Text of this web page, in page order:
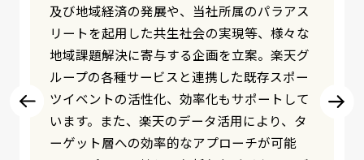
供しています。本機能は自治体での費用負担
なくご利用頂けるため、ぜひ地域の健康増進
に向けた取り組みの第一歩としてご活用くだ
さい。また、アプリに記録された運動・食
事・健康診断データを活用し、地域特有の健
康課題解決に向けた施策も実現できます